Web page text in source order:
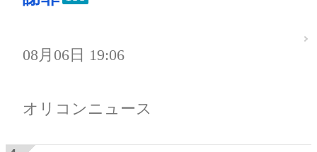
08月06日 19:06
オリコンニュース